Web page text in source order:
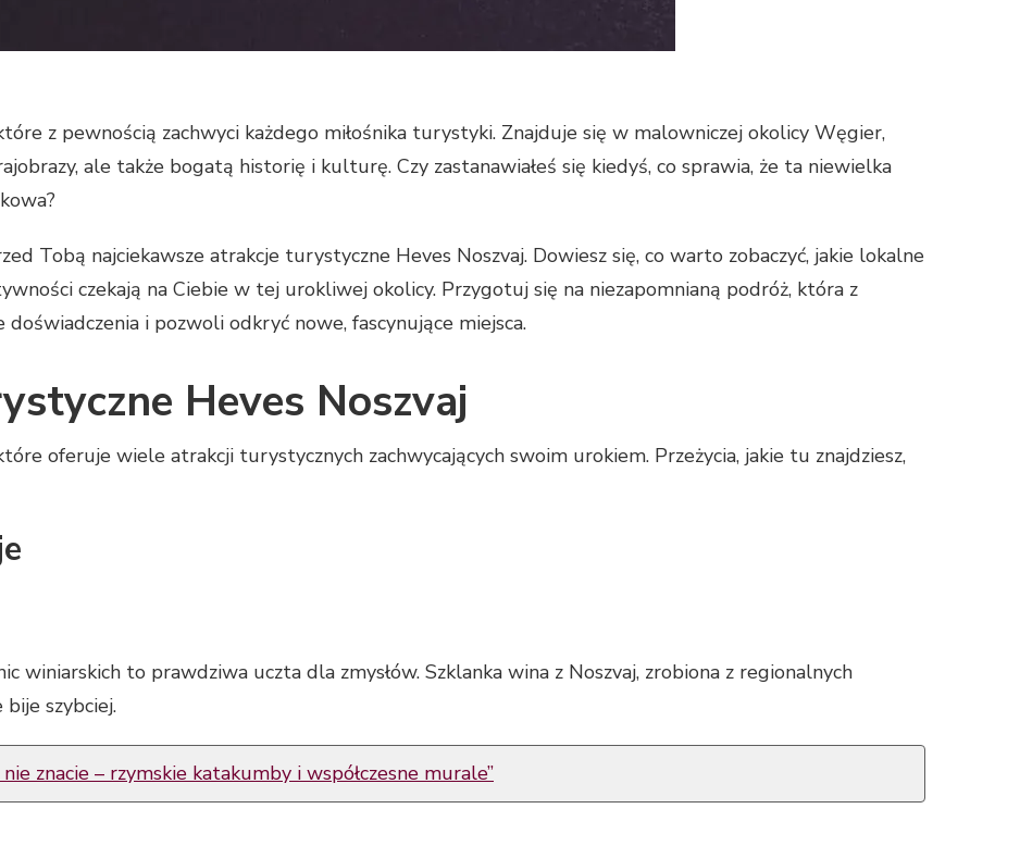
z pewnością zachwyci każdego miłośnika turystyki. Znajduje się w malowniczej okolicy Węgier,
ale także bogatą historię i kulturę. Czy zastanawiałeś się kiedyś, co sprawia, że ta niewielka
Tobą najciekawsze atrakcje turystyczne Heves Noszvaj. Dowiesz się, co warto zobaczyć, jakie lokalne
czekają na Ciebie w tej urokliwej okolicy. Przygotuj się na niezapomnianą podróż, która z
i pozwoli odkryć nowe, fascynujące miejsca.
Heves Noszvaj
oferuje wiele atrakcji turystycznych zachwycających swoim urokiem. Przeżycia, jakie tu znajdziesz,
winiarskich to prawdziwa uczta dla zmysłów. Szklanka wina z Noszvaj, zrobiona z regionalnych
szybciej.
nie znacie – rzymskie katakumby i współczesne murale”